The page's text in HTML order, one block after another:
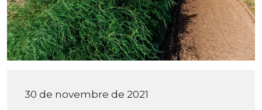
30 de novembre de 2021